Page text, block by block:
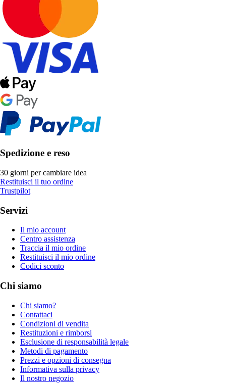
Spedizione e reso
30 giorni per cambiare idea
Restituisci il tuo ordine
Trustpilot
Servizi
Il mio account
Centro assistenza
Traccia il mio ordine
Restituisci il mio ordine
Codici sconto
Chi siamo
Chi siamo?
Contattaci
Condizioni di vendita
Restituzioni e rimborsi
Esclusione di responsabilità legale
Metodi di pagamento
Prezzi e opzioni di consegna
Informativa sulla privacy
Il nostro negozio